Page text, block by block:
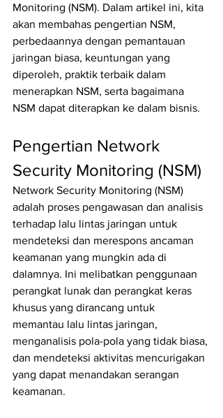
Monitoring (NSM). Dalam artikel ini, kita
akan membahas pengertian NSM,
perbedaannya dengan pemantauan
jaringan biasa, keuntungan yang
diperoleh, praktik terbaik dalam
menerapkan NSM, serta bagaimana
NSM dapat diterapkan ke dalam bisnis.
Pengertian Network
Security Monitoring (NSM)
Network Security Monitoring (NSM)
adalah proses pengawasan dan analisis
terhadap lalu lintas jaringan untuk
mendeteksi dan merespons ancaman
keamanan yang mungkin ada di
dalamnya. Ini melibatkan penggunaan
perangkat lunak dan perangkat keras
khusus yang dirancang untuk
memantau lalu lintas jaringan,
menganalisis pola-pola yang tidak biasa,
dan mendeteksi aktivitas mencurigakan
yang dapat menandakan serangan
keamanan.